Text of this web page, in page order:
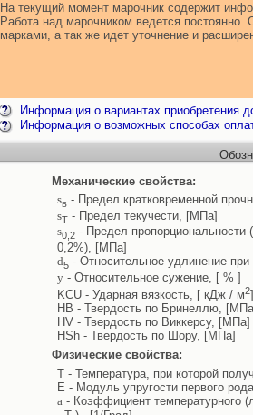
На текущий момент марочник содержит
Работа над марочником ведется постоянно.
марками, а так же идет уточнение и
Информация о вариантах приобретения
Информация о возможных способах
Механические свойства:
sв - Предел кратковременной
sТ- Предел текучести, [МПа]
s0,2- Предел пропорциональности
0,2%), [МПа]
d5- Относительное удлинение
y- Относительное сужение, [ % ]
KCU - Ударная вязкость, [ кДж / м2]
HB - Твердость по Бринеллю,
HV - Твердость по Виккерсу, [МПа]
HSh - Твердость по Шору, [МПа]
Физические свойства:
T - Температура, при которой
E - Модуль упругости первого
a- Коэффициент температурного